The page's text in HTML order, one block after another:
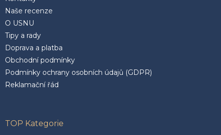
Naše recenze
O USNU
Tipy a rady
Doprava a platba
Obchodní podmínky
Podmínky ochrany osobních údajů (GDPR)
Reklamační řád
TOP Kategorie